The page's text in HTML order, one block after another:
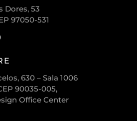
Dores, 53
97050-531
630 – Sala 1006
90035-005,
Office Center